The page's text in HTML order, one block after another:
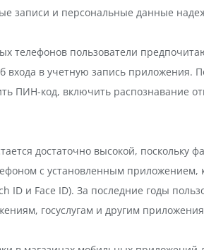
записи и персональные данные
телефонов пользователи
входа в учетную запись
ПИН-код, включить распознавание
достаточно высокой,
с установленным приложением,
ID и Face ID). За последние годы
госуслугам и другим